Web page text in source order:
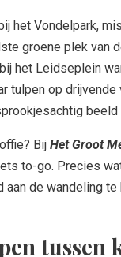
het Vondelpark,
groene plek van
het Leidseplein
tulpen op
beeld
BijHet Groot
to-go. Precies
aan de wandeling te
tussen